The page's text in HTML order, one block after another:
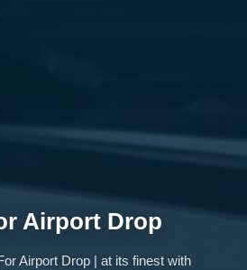
Airport Drop
Airport Drop | at its finest with